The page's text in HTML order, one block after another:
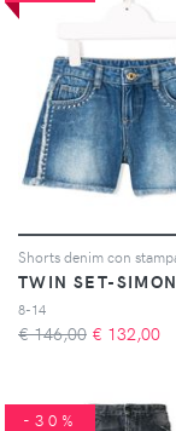
Shorts denim con
8-14
€ 146,00 € 132,00
-30%